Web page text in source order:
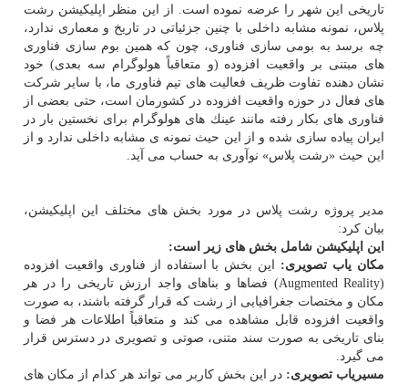
تاریخی این شهر را عرضه نموده است. از این منظر اپلیكیشن رشت
پلاس، نمونه مشابه داخلی با چنین جزئیاتی در تاریخ و معماری ندارد،
چه برسد به بومی سازی فناوری، چون كه همین بوم سازی فناوری
های مبتنی بر واقعیت افزوده (و متعاقباً هولوگرام سه بعدی) خود
نشان دهنده تفاوت ظریف فعالیت های تیم فناوری ما، با سایر شركت
های فعال در حوزه واقعیت افزوده در كشورمان است، حتی بعضی از
فناوری های بكار رفته مانند عینك های هولوگرام برای نخستین بار در
ایران پیاده سازی شده و از این حیث نمونه ی مشابه داخلی ندارد و از
این حیث «رشت پلاس» نوآوری به حساب می آید.
مدیر پروژه رشت پلاس در مورد بخش های مختلف این اپلیكیشن،
بیان كرد:
این اپلیكیشن شامل بخش های زیر است:
مكان یاب تصویری:
این بخش با استفاده از فناوری واقعیت افزوده
(Augmented Reality) فضاها و بناهای واجد ارزش تاریخی را در هر
مكان و مختصات جغرافیایی از رشت كه قرار گرفته باشند، به صورت
واقعیت افزوده قابل مشاهده می كند و متعاقباً اطلاعات هر فضا و
بنای تاریخی به صورت سند متنی، صوتی و تصویری در دسترس قرار
می گیرد.
مسیریاب تصویری: در این بخش كاربر می تواند هر كدام از مكان های